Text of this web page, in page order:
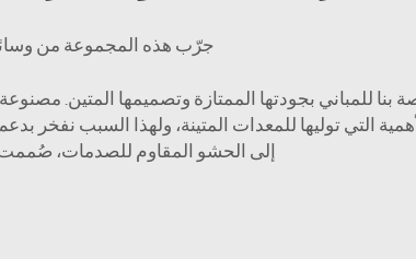
جرّب هذه المجموعة من
بنا للمباني بجودتها الممتازة وتصميمها المتين.
التي توليها للمعدات المتينة، ولهذا السبب نفخر
إلى الحشو المقاوم للصدمات، صُممت